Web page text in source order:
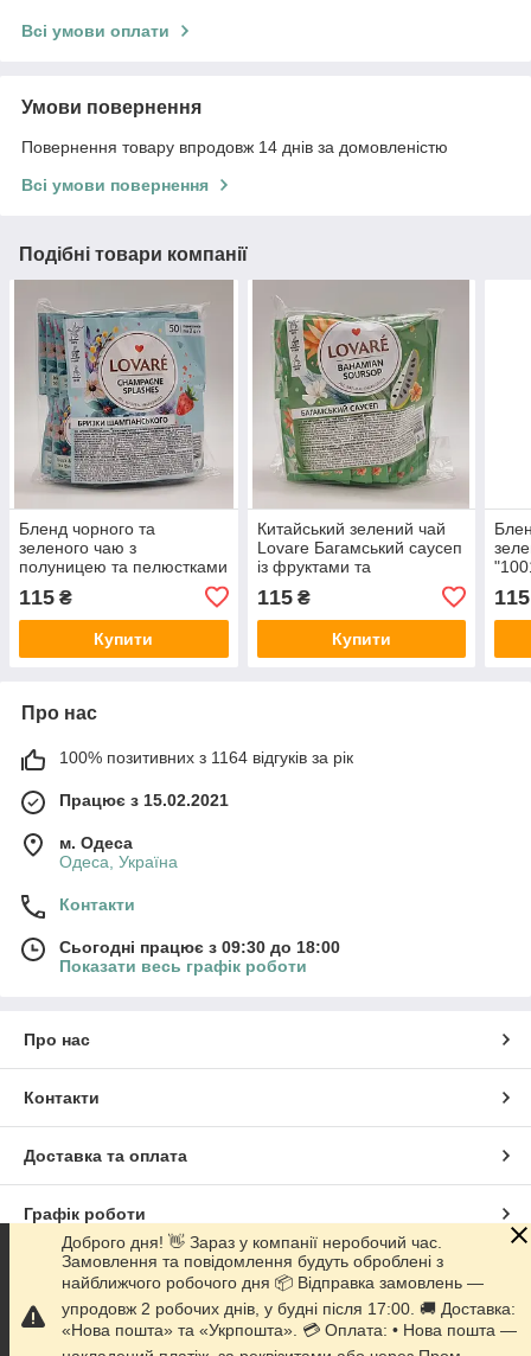
Всі умови оплати
Умови повернення
Повернення товару впродовж 14 днів за домовленістю
Всі умови повернення
Подібні товари компанії
Бленд чорного та
зеленого чаю з
полуницею та пелюстками
шампанського" 50
пакетиків
115 ₴
Купити
Китайський зелений чай
Lovare Багамський саусеп
із фруктами та
пакетиків
115₴
Купити
115
Про нас
100% позитивних з 1164 відгуків за рік
Працює з 15.02.2021
м. Одеса
Одеса, Україна
Контакти
Сьогодні працює з 09:30 до 18:00
Показати весь графік роботи
Про нас
Контакти
Доставка та оплата
Графік роботи
Повна версія сайту
Сайт створено на маркетплейсі Prom.ua
Доброго дня! 👋 Зараз у компанії неробочий час.
Замовлення та повідомлення будуть оброблені з
найближчого робочого дня 📦 Відправка замовлень —
упродовж 2 робочих днів, у будні після 17:00. 🚚 Доставка:
«Нова пошта» та «Укрпошта». 💳 Оплата: • Нова пошта —